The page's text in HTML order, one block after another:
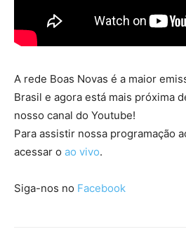
A rede Boas Novas é a maior
Brasil e agora está mais próxima
nosso canal do Youtube!
Para assistir nossa programação
acessar o ao vivo.
Siga-nos no Facebook